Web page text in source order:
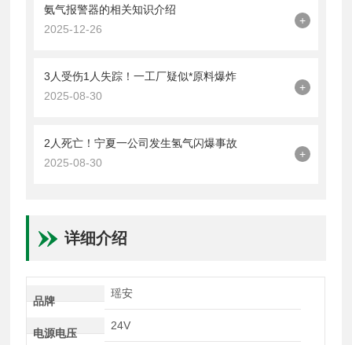
氨气报警器的相关知识介绍
2025-12-26
+
3人受伤1人失踪！一工厂疑似*原料爆炸
2025-08-30
+
2人死亡！宁夏一公司发生氢气闪爆事故
2025-08-30
+
详细介绍
品牌
瑶安
电源电压
24V